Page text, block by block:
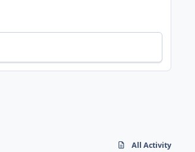
All Activity